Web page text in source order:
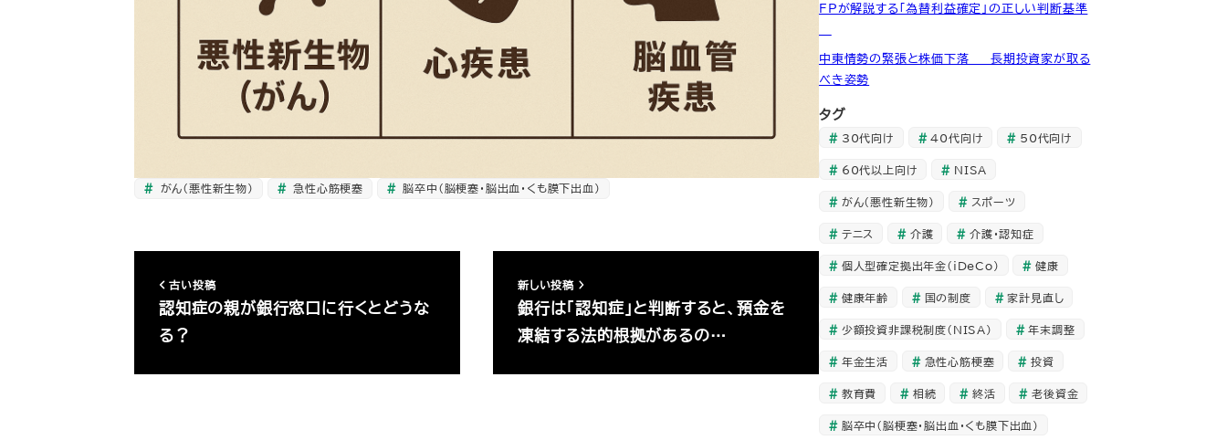
がん（悪性新生物） 急性心筋梗塞 脳卒中（脳梗塞・脳出血・くも膜下出血）
古い投稿
認知症の親が銀行窓口に行くとどうな
る？
新しい投稿
銀行は「認知症」と判断すると、預金を
凍結する法的根拠があるの…
FPが解説する「為替利益確定」の正しい判断基準
中東情勢の緊張と株価下落 ― 長期投資家が取る
べき姿勢
タグ
30代向け 40代向け 50代向け
60代以上向け NISA
がん（悪性新生物） スポーツ
テニス 介護 介護・認知症
個人型確定拠出年金（iDeCo） 健康
健康年齢 国の制度 家計見直し
少額投資非課税制度（NISA） 年末調整
年金生活 急性心筋梗塞 投資
教育費 相続 終活 老後資金
脳卒中（脳梗塞・脳出血・くも膜下出血）